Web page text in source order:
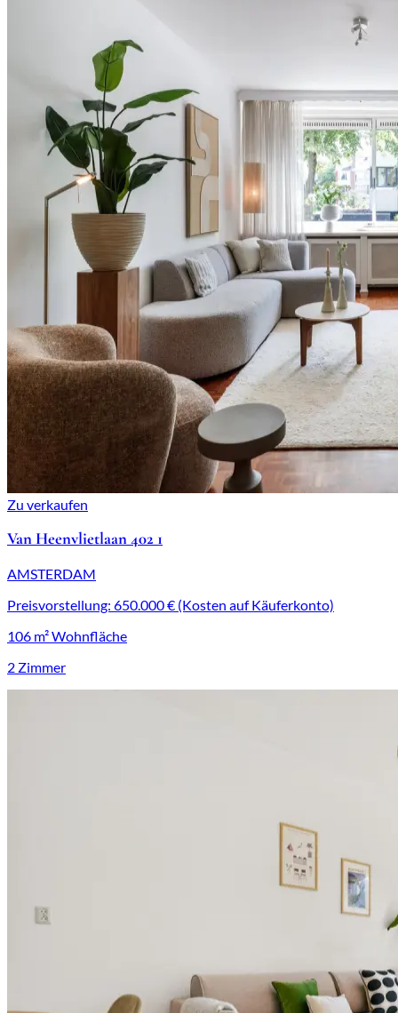
Zu verkaufen
Van Heenvlietlaan 402 1
AMSTERDAM
Preisvorstellung: 650.000 € (Kosten auf Käuferkonto)
106 m² Wohnfläche
2 Zimmer